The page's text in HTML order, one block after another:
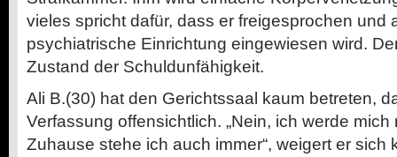
vieles spricht dafür, dass er freigesprochen und
psychiatrische Einrichtung eingewiesen wird.
Zustand der Schuldunfähigkeit.
Ali B.(30) hat den Gerichtssaal kaum betreten,
Verfassung offensichtlich. „Nein, ich werde
Zuhause stehe ich auch immer“, weigert er sich